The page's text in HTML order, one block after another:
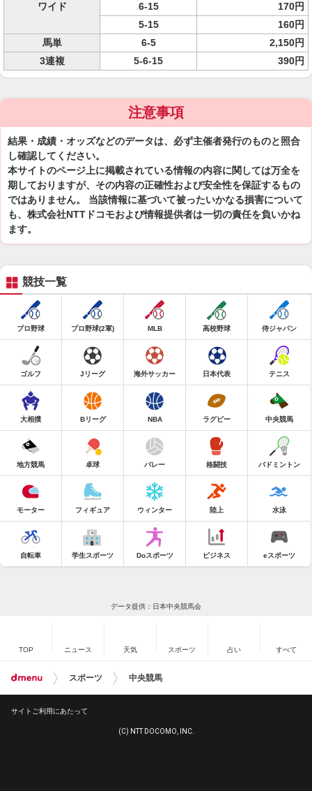
ワイド
6-15
170円
5-15
160円
馬単
6-5
2,150円
3連複
5-6-15 390円
注意事項
結果・成績・オッズなどのデータは、必ず主催者発行のものと照合
し確認してください。
本サイトのページ上に掲載されている情報の内容に関しては万全を
期しておりますが、その内容の正確性および安全性を保証するもの
ではありません。 当該情報に基づいて被ったいかなる損害について
も、株式会社NTTドコモおよび情報提供者は一切の責任を負いかね
ます。
競技一覧
プロ野球 プロ野球(2軍) MLB 高校野球 侍ジャパン
ゴルフ Jリーグ 海外サッカー 日本代表 テニス
大相撲 Bリーグ NBA ラグビー 中央競馬
地方競馬 卓球 バレー 格闘技 バドミントン
モーター フィギュア ウィンター 陸上 水泳
自転車 学生スポーツ Doスポーツ ビジネス eスポーツ
データ提供：日本中央競馬会
TOP ニュース 天気 スポーツ 占い すべて
スポーツ 中央競馬
サイトご利用にあたって
(C) NTT DOCOMO, INC.